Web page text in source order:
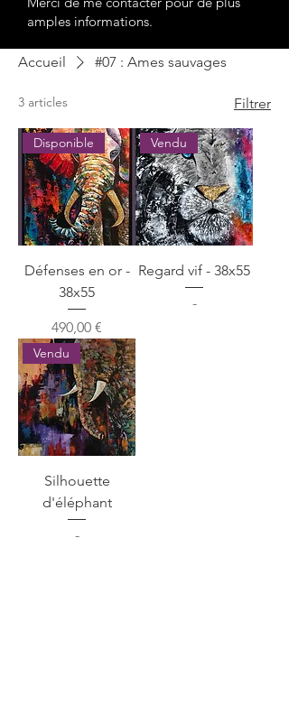
amples informations.
Accueil #07 : Ames sauvages
3 articles Filtrer
Disponible
Défenses en or -
38x55
Prix
490,00 €
Vendu
Regard vif - 38x55
-
Vendu
Silhouette
d'éléphant
-